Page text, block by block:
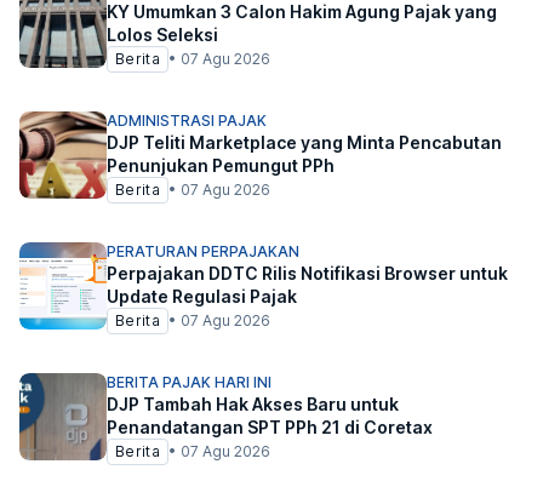
KY Umumkan 3 Calon Hakim Agung Pajak yang
Lolos Seleksi
Berita • 07 Agu 2026
ADMINISTRASI PAJAK
DJP Teliti Marketplace yang Minta Pencabutan
Penunjukan Pemungut PPh
Berita • 07 Agu 2026
PERATURAN PERPAJAKAN
Perpajakan DDTC Rilis Notifikasi Browser untuk
Update Regulasi Pajak
Berita • 07 Agu 2026
BERITA PAJAK HARI INI
DJP Tambah Hak Akses Baru untuk
Penandatangan SPT PPh 21 di Coretax
Berita • 07 Agu 2026